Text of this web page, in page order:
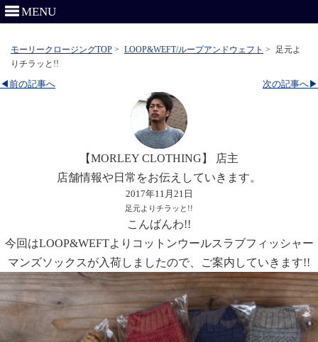
MENU
モーリークロージングTOP > LOOP&WEFT/ループアンドウェフト >
足元よ
りチラッと!!
次の記事へ▶
◀前の記事へ
【MORLEY CLOTHING】 店主
店舗情報や日常をお伝えしていきます。
2017年11月21日
足元よりチラッと!!
こんばんわ!!
今回はLOOP&WEFTよりコットンウールスラブフィッシャー
マンズソックスが入荷しましたので、ご案内していきます!!